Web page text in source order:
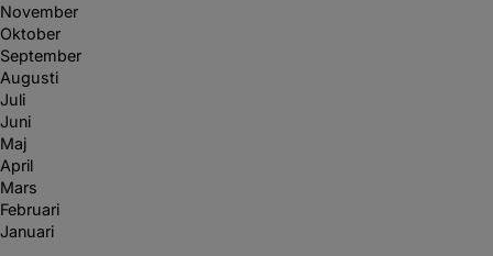
November
Oktober
September
Augusti
Juli
Juni
Maj
April
Mars
Februari
Januari